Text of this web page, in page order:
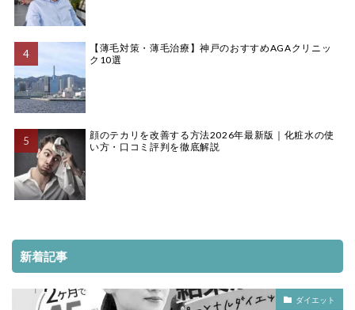
【薄毛対策・薄毛治療】神戸のおすすめAGAクリニッ
ク10選
顔のテカリを改善する方法2026年最新版｜化粧水の使
い方・口コミ評判を徹底解説
新着記事
ダイエット